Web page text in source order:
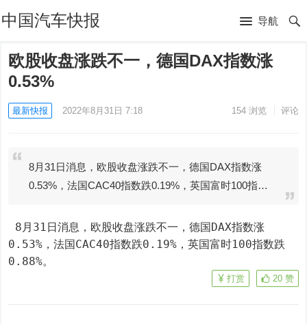
中国汽车快报 导航
欧股收盘涨跌不一，德国DAX指数涨
0.53%
最新快报 2022年8月31日 7:18 154浏览 评论
8月31日消息，欧股收盘涨跌不一，德国DAX指数涨
0.53%，法国CAC40指数跌0.19%，英国富时100指…
0.53%，法国CAC40指数跌0.19%，英国富时100指数跌
0.88%。
20 赞
打赏